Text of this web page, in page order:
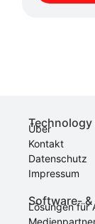
Technology
Über
Kontakt
Datenschutz
Impressum
Software-
Lösungen für